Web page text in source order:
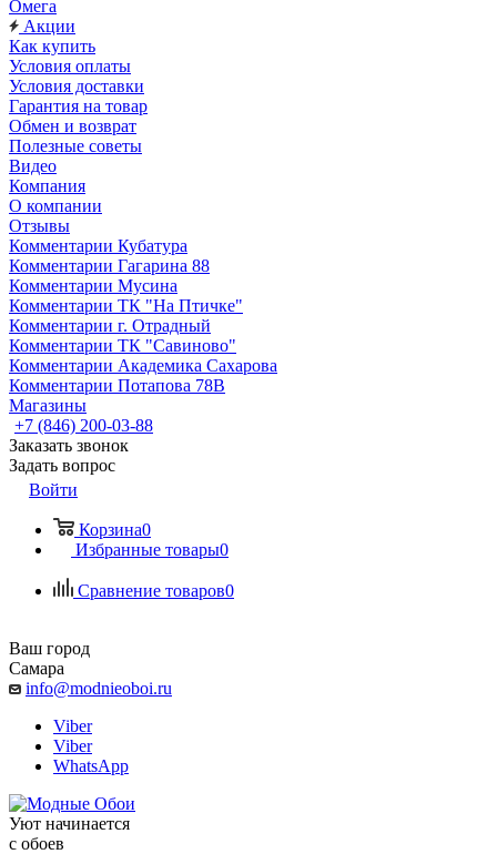
Омега
Акции
Как купить
Условия оплаты
Условия доставки
Гарантия на товар
Обмен и возврат
Полезные советы
Видео
Компания
О компании
Отзывы
Комментарии Кубатура
Комментарии Гагарина 88
Комментарии Мусина
Комментарии ТК "На Птичке"
Комментарии г. Отрадный
Комментарии ТК "Савиново"
Комментарии Академика Сахарова
Комментарии Потапова 78В
Магазины
+7 (846) 200-03-88
Заказать звонок
Задать вопрос
Войти
Корзина0
Избранные товары0
Сравнение товаров0
Ваш город
Самара
info@modnieoboi.ru
Viber
Viber
WhatsApp
Уют начинается
c обоев